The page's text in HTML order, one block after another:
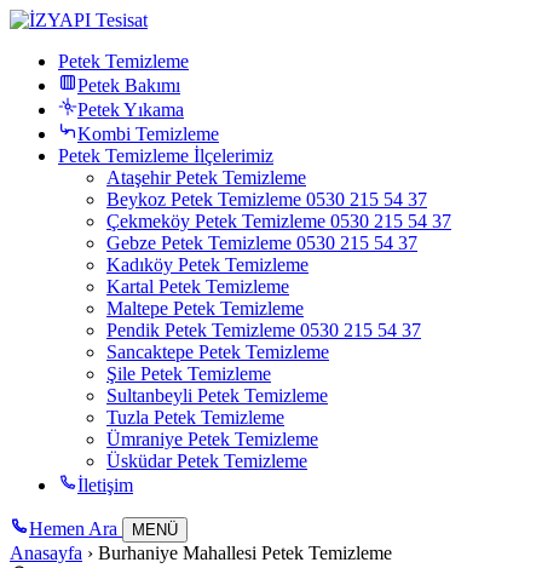
Petek Temizleme
Petek Bakımı
Petek Yıkama
Kombi Temizleme
Petek Temizleme İlçelerimiz
Ataşehir Petek Temizleme
Beykoz Petek Temizleme 0530 215 54 37
Çekmeköy Petek Temizleme 0530 215 54 37
Gebze Petek Temizleme 0530 215 54 37
Kadıköy Petek Temizleme
Kartal Petek Temizleme
Maltepe Petek Temizleme
Pendik Petek Temizleme 0530 215 54 37
Sancaktepe Petek Temizleme
Şile Petek Temizleme
Sultanbeyli Petek Temizleme
Tuzla Petek Temizleme
Ümraniye Petek Temizleme
Üsküdar Petek Temizleme
İletişim
Hemen Ara MENÜ
Anasayfa › Burhaniye Mahallesi Petek Temizleme